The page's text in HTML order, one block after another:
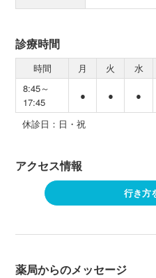
診療時間
時間 月 火 水
8:45～
17:45
● ● ●
休診日：日・祝
アクセス情報
行き方
薬局からのメッセージ